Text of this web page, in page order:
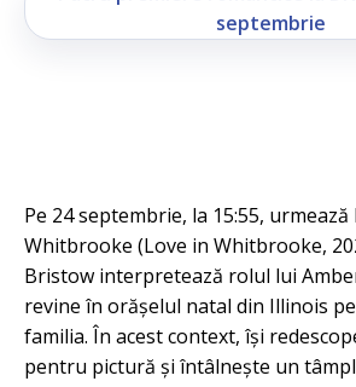
Pe 24 septembrie, la 15:55,
Whitbrooke (Love in Whitbrooke,
Bristow interpretează rolul lui
revine în orășelul natal din Illinois
familia. În acest context, își
pentru pictură și întâlnește un